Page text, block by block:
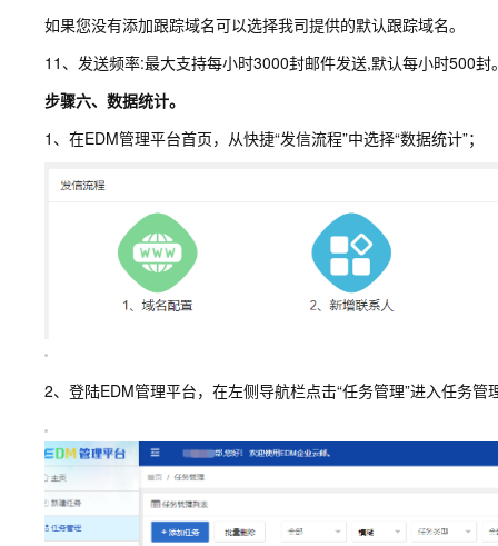
如果您没有添加跟踪域名可以选择我司提供的默认跟踪域名。
11、发送频率:最大支持每小时3000封邮件发送,默认每小时500
步骤六、数据统计。
1、在EDM管理平台首页，从快捷“发信流程”中选择“数据统计”；
2、登陆EDM管理平台，在左侧导航栏点击“任务管理”进入任务